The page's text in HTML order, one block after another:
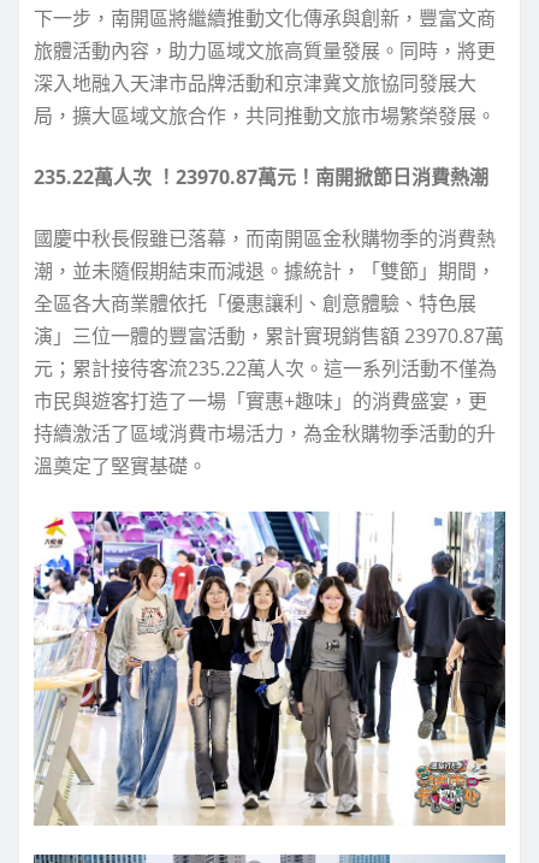
下一步，南開區將繼續推動文化傳承與創新，豐富文商
旅體活動內容，助力區域文旅高質量發展。同時，將更
深入地融入天津市品牌活動和京津冀文旅協同發展大
局，擴大區域文旅合作，共同推動文旅市場繁榮發展。
235.22萬人次 ！23970.87萬元！南開掀節日消費熱潮
國慶中秋長假雖已落幕，而南開區金秋購物季的消費熱
潮，並未隨假期結束而減退。據統計，「雙節」期間，
全區各大商業體依托「優惠讓利、創意體驗、特色展
演」三位一體的豐富活動，累計實現銷售額 23970.87萬
元；累計接待客流235.22萬人次。這一系列活動不僅為
市民與遊客打造了一場「實惠+趣味」的消費盛宴，更
持續激活了區域消費市場活力，為金秋購物季活動的升
溫奠定了堅實基礎。